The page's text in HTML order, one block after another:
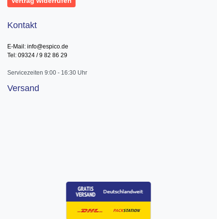
Kontakt
E-Mail: info@espico.de
Tel: 09324 / 9 82 86 29
Servicezeiten 9:00 - 16:30 Uhr
Versand